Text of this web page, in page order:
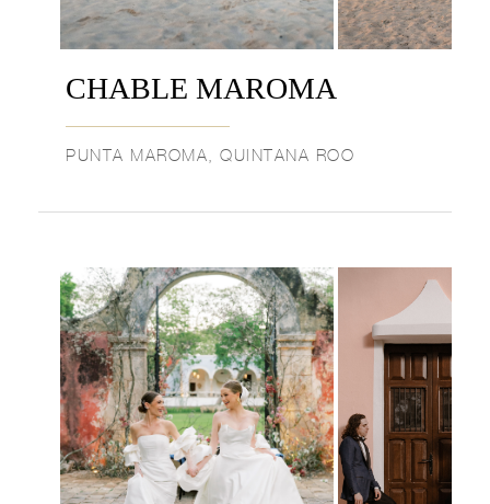
CHABLE MAROMA
PUNTA MAROMA, QUINTANA ROO